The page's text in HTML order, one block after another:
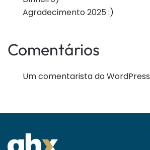
Agradecimento 2025 :)
Comentários
Um comentarista do WordPress